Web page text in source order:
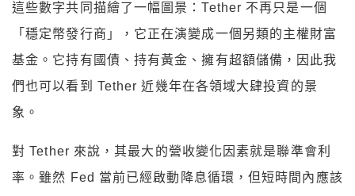
這些數字共同描繪了一幅圖景：Tether 不再只是一個
「穩定幣發行商」，它正在演變成一個另類的主權財富
基金。它持有國債、持有黃金、擁有超額儲備，因此我
們也可以看到 Tether 近幾年在各領域大肆投資的景
象。
對 Tether 來說，其最大的營收變化因素就是聯準會利
率。雖然 Fed 當前已經啟動降息循環，但短時間內應該